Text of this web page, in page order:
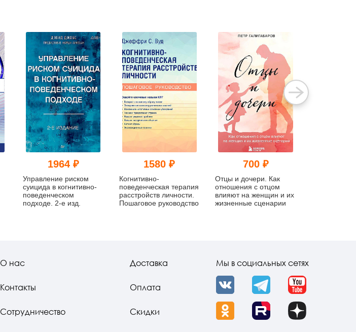
1964 ₽
Управление риском
суицида в когнитивно-
поведенческом
подходе. 2-е изд.
1580 ₽
Когнитивно-
поведенческая терапия
расстройств личности.
Пошаговое руководство
700 ₽
Отцы и дочери. Как
отношения с отцом
влияют на женщин и их
жизненные сценарии
О нас
Контакты
Сотрудничество
Доставка
Оплата
Скидки
Мы в социальных сетях
VK Telegram YouTube
OK Rutube Dzen